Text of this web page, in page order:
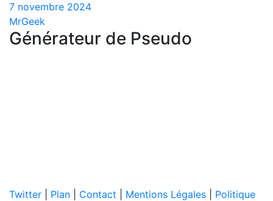
7 novembre 2024
MrGeek
Générateur de Pseudo
Twitter Plan Contact Mentions Légales Politique